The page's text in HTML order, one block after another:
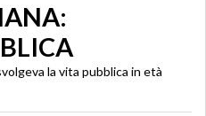
la vita pubblica in età